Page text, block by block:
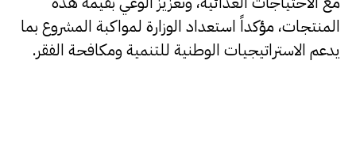
المنتجات، مؤكداً استعداد الوزارة لمواكبة المشروع بما
يدعم الاستراتيجيات الوطنية للتنمية ومكافحة الفقر.